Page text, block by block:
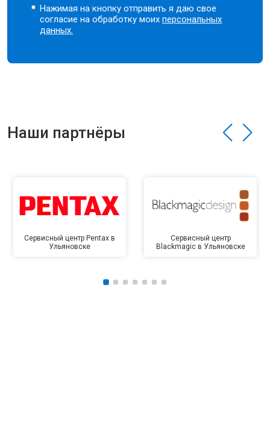
Нажимая на кнопку отправить я даю свое
согласие на обработку моихперсональных
данных.
Наши партнёры
Сервисный центр Pentax в
Ульяновске
Сервисный центр
Blackmagic в Ульяновске